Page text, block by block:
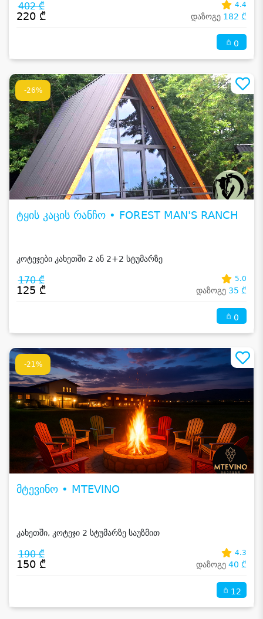
402 ₾
220 ₾
4.4
დაზოგე 182 ₾
0
-26%
ტყის კაცის რანჩო • FOREST MAN'S RANCH
კოტეჯები კახეთში 2 ან 2+2 სტუმარზე
170 ₾
125 ₾
5.0
დაზოგე 35 ₾
0
-21%
მტევინო • MTEVINO
კახეთში, კოტეჯი 2 სტუმარზე საუზმით
190 ₾
150 ₾
4.3
დაზოგე 40 ₾
12